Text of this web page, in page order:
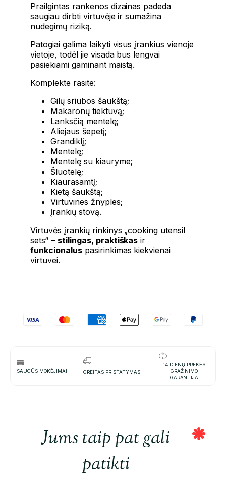
Prailgintas rankenos dizainas padeda
saugiau dirbti virtuvėje ir sumažina
nudegimų riziką.
Patogiai galima laikyti visus įrankius vienoje
vietoje, todėl jie visada bus lengvai
pasiekiami gaminant maistą.
Komplekte rasite:
Gilų sriubos šaukštą;
Makaronų tiektuvą;
Lanksčią mentelę;
Aliejaus šepetį;
Grandiklį;
Mentelę;
Mentelę su kiauryme;
Šluotelę;
Kiaurasamtį;
Kietą šaukštą;
Virtuvines žnyples;
Įrankių stovą.
Virtuvės įrankių rinkinys „cooking utensil
sets“ – stilingas, praktiškas ir
funkcionaluspasirinkimas kiekvienai
virtuvei.
SAUGŪS MOKĖJIMAI GREITAS PRISTATYMAS
14 DIENŲ PREKĖS
GRAŽINIMO
GARANTIJA
Jums taip pat gali
patikti